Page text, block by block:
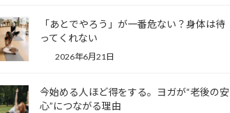
「あとでやろう」が一番危ない？身体は待
ってくれない
2026年6月21日
今始める人ほど得をする。ヨガが“老後の安
心”につながる理由